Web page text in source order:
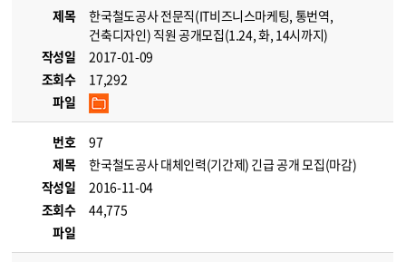
제목
한국철도공사 전문직(IT비즈니스마케팅, 통번역,
건축디자인) 직원 공개모집(1.24, 화, 14시까지)
작성일
2017-01-09
조회수
17,292
파일
번호
97
제목
한국철도공사 대체인력(기간제) 긴급 공개 모집(마감)
작성일
2016-11-04
조회수
44,775
파일